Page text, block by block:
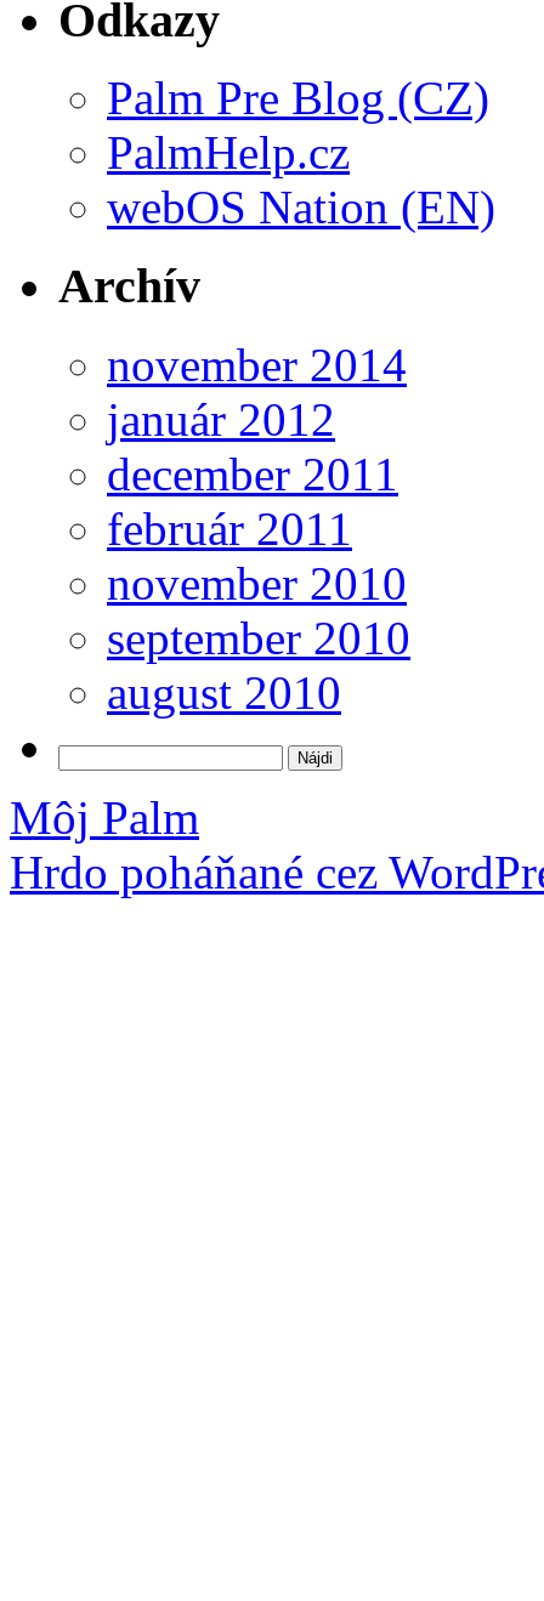
Odkazy
Palm Pre Blog (CZ)
PalmHelp.cz
webOS Nation (EN)
Archív
november 2014
január 2012
december 2011
február 2011
november 2010
september 2010
august 2010
Môj Palm
Hrdo poháňané cez